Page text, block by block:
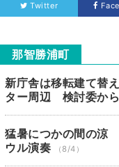
Twitter
那智勝浦町
新庁舎は移転建て替
ター周辺 検討委か
猛暑につかの間の涼
ウル演奏
（8/4）